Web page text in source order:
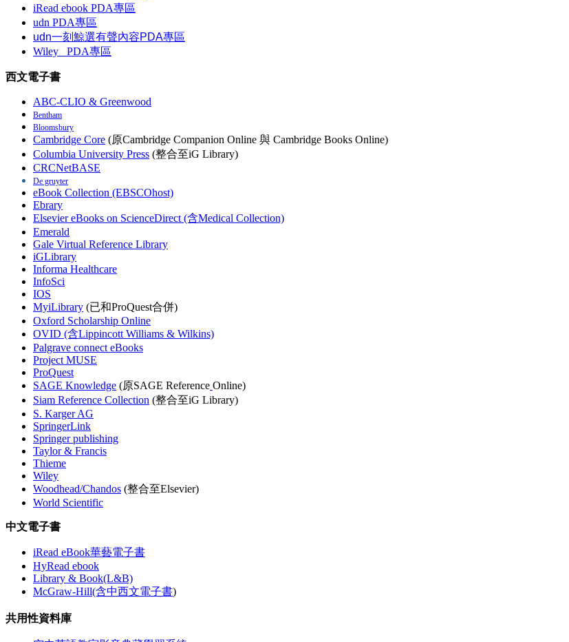
iRead ebook PDA專區
udn PDA專區
udn一刻鯨選有聲內容PDA專區
Wiley
PDA專區
西文電子書
ABC-CLIO & Greenwood
Bentham
Bloomsbury
Cambridge Core (原Cambridge Companion Online 與 Cambridge Books Online)
Columbia University Press (整合至iG Library)
CRCNetBASE
De gruyter
eBook Collection (EBSCOhost)
Ebrary
Elsevier eBooks on ScienceDirect (含Medical Collection)
Emerald
Gale Virtual Reference Library
iGLibrary
Informa Healthcare
InfoSci
IOS
MyiLibrary (已和ProQuest合併)
Oxford Scholarship Online
OVID (含Lippincott Williams & Wilkins)
Palgrave connect eBooks
Project MUSE
ProQuest
SAGE Knowledge (原SAGE Reference Online)
Siam Reference Collection (整合至iG Library)
S. Karger AG
SpringerLink
Springer publishing
Taylor & Francis
Thieme
Wiley
Woodhead/Chandos (整合至Elsevier)
World Scientific
中文電子書
iRead eBook華藝電子書
HyRead ebook
Library & Book(L&B)
McGraw-Hill(含中西文電子書)
共用性資料庫